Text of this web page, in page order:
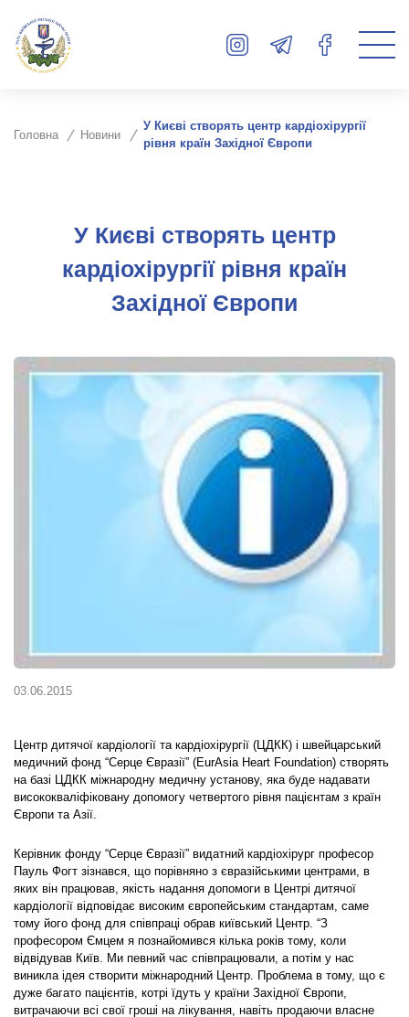
Головна Новини
У Києві створять центр кардіохірургії
рівня країн Західної Європи
У Києві створять центр
кардіохірургії рівня країн
Західної Європи
03.06.2015
Центр дитячої кардіології та кардіохірургії (ЦДКК) і швейцарський
медичний фонд “Серце Євразії” (EurAsia Heart Foundation) створять
на базі ЦДКК міжнародну медичну установу, яка буде надавати
висококваліфіковану допомогу четвертого рівня пацієнтам з країн
Європи та Азії.
Керівник фонду “Серце Євразії” видатний кардіохірург професор
Пауль Фогт зізнався, що порівняно з євразійськими центрами, в
яких він працював, якість надання допомоги в Центрі дитячої
кардіології відповідає високим європейським стандартам, саме
тому його фонд для співпраці обрав київський Центр. “З
професором Ємцем я познайомився кілька років тому, коли
відвідував Київ. Ми певний час співпрацювали, а потім у нас
виникла ідея створити міжнародний Центр. Проблема в тому, що є
дуже багато пацієнтів, котрі їдуть у країни Західної Європи,
витрачаючи всі свої гроші на лікування, навіть продаючи власне